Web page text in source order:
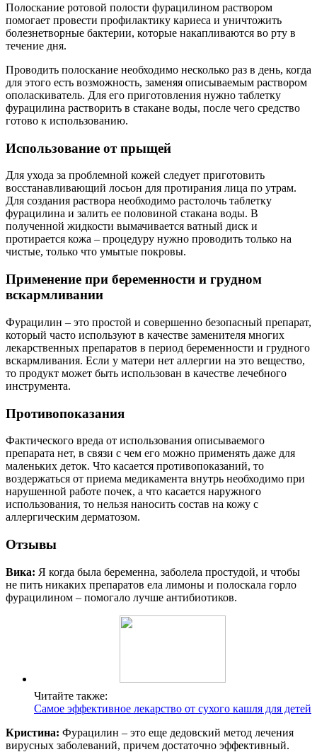
Полоскание ротовой полости фурацилином раствором
помогает провести профилактику кариеса и уничтожить
болезнетворные бактерии, которые накапливаются во рту в
течение дня.
Проводить полоскание необходимо несколько раз в день, когда
для этого есть возможность, заменяя описываемым раствором
ополаскиватель. Для его приготовления нужно таблетку
фурацилина растворить в стакане воды, после чего средство
готово к использованию.
Использование от прыщей
Для ухода за проблемной кожей следует приготовить
восстанавливающий лосьон для протирания лица по утрам.
Для создания раствора необходимо растолочь таблетку
фурацилина и залить ее половиной стакана воды. В
полученной жидкости вымачивается ватный диск и
протирается кожа – процедуру нужно проводить только на
чистые, только что умытые покровы.
Применение при беременности и грудном
вскармливании
Фурацилин – это простой и совершенно безопасный препарат,
который часто используют в качестве заменителя многих
лекарственных препаратов в период беременности и грудного
вскармливания. Если у матери нет аллергии на это вещество,
то продукт может быть использован в качестве лечебного
инструмента.
Противопоказания
Фактического вреда от использования описываемого
препарата нет, в связи с чем его можно применять даже для
маленьких деток. Что касается противопоказаний, то
воздержаться от приема медикамента внутрь необходимо при
нарушенной работе почек, а что касается наружного
использования, то нельзя наносить состав на кожу с
аллергическим дерматозом.
Отзывы
Вика: Я когда была беременна, заболела простудой, и чтобы
не пить никаких препаратов ела лимоны и полоскала горло
фурацилином – помогало лучше антибиотиков.
Читайте также:
Самое эффективное лекарство от сухого кашля для детей
Кристина: Фурацилин – это еще дедовский метод лечения
вирусных заболеваний, причем достаточно эффективный.